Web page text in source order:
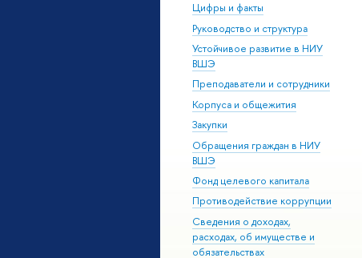
Цифры и факты
Руководство и структура
Устойчивое развитие в НИУ
ВШЭ
Преподаватели и сотрудники
Корпуса и общежития
Закупки
Обращения граждан в НИУ
ВШЭ
Фонд целевого капитала
Противодействие коррупции
Сведения о доходах,
расходах, об имуществе и
обязательствах